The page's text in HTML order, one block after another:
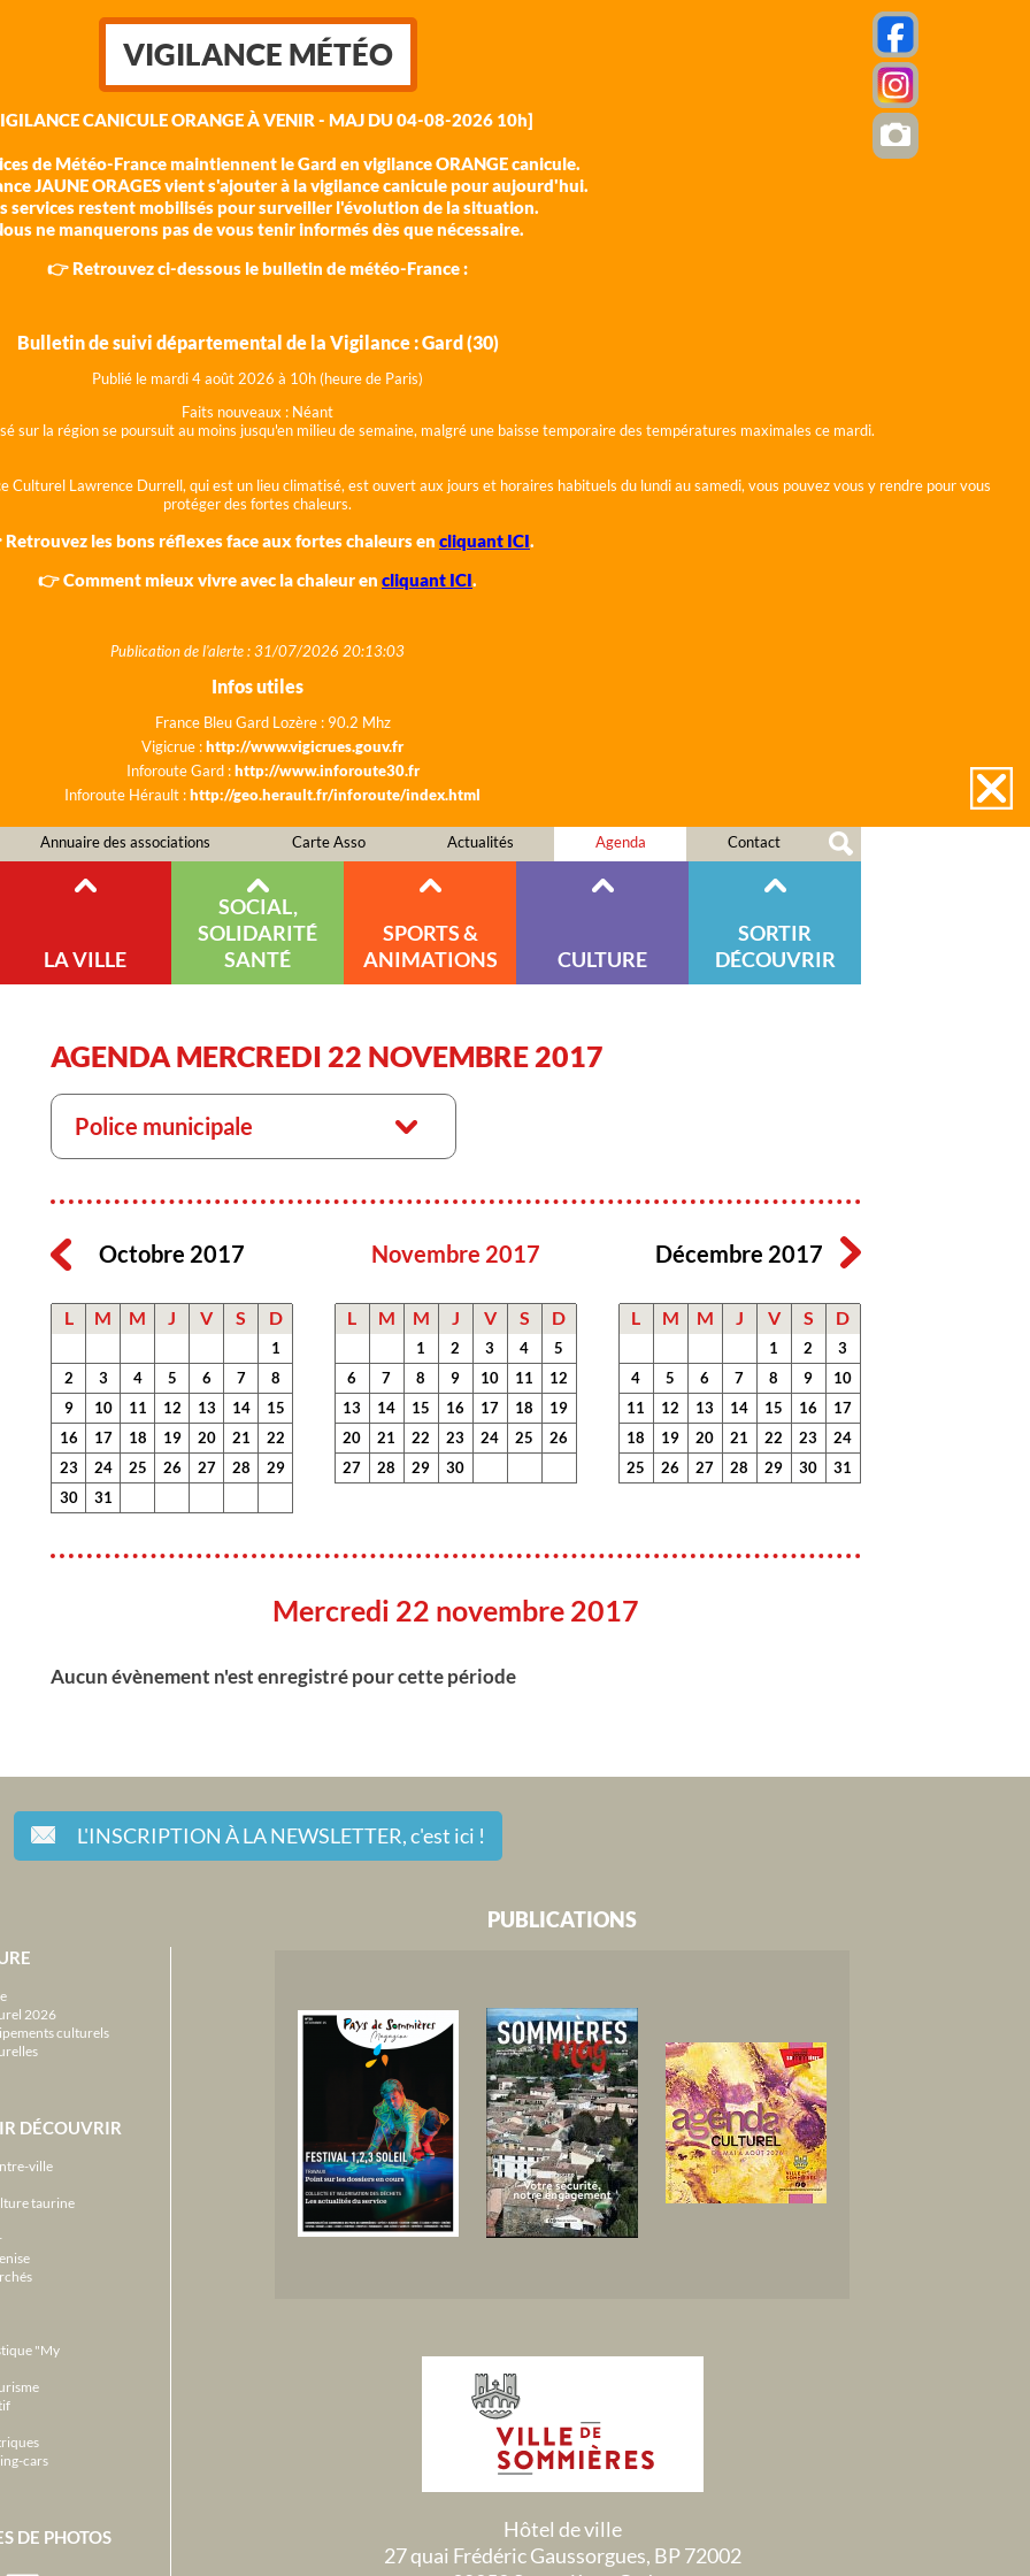
VIGILANCE MÉTÉO
CANICULE ORANGE À VENIR - MAJ DU 04-08-2026 10h]
de Météo-France maintiennent le Gard en vigilance ORANGE canicule.
JAUNE ORAGES vient s'ajouter à la vigilance canicule pour aujourd'hui.
services restent mobilisés pour surveiller l'évolution de la situation.
ne manquerons pas de vous tenir informés dès que nécessaire.
👉 Retrouvez ci-dessous le bulletin de météo-France :
Bulletin de suivi départemental de la Vigilance : Gard (30)
Publié le mardi 4 août 2026 à 10h (heure de Paris)
Faits nouveaux : Néant
sur la région se poursuit au moins jusqu'en milieu de semaine, malgré une baisse temporaire des températures maximales ce mardi.
Lawrence Durrell, qui est un lieu climatisé, est ouvert aux jours et horaires habituels du lundi au samedi, vous pouvez vous y rendre pour vous
protéger des fortes chaleurs.
les bons réflexes face aux fortes chaleurs en cliquant ICI.
👉 Comment mieux vivre avec la chaleur en cliquant ICI.
Publication de l'alerte : 31/07/2026 20:13:03
Infos utiles
France Bleu Gard Lozère : 90.2 Mhz
Vigicrue :http://www.vigicrues.gouv.fr
Inforoute Gard :http://www.inforoute30.fr
Inforoute Hérault :http://geo.herault.fr/inforoute/index.html
Annuaire des associations Carte Asso Actualités Agenda Contact
LA VILLE
SOCIAL,
SOLIDARITÉ
SANTÉ
SPORTS &
ANIMATIONS
CULTURE
SORTIR
DÉCOUVRIR
AGENDA MERCREDI 22 NOVEMBRE 2017
Police municipale
Octobre 2017
L M M J V S D
1
2
3 4 5 6 7
8
9
10 11 12 13 14
15
16
17 18 19 20 21
22
23
24 25 26 27 28
29
30
31
Novembre 2017
L M M J V S D
1 2 3 4
5
6
7 8 9 10 11
12
13
14 15 16 17 18
19
20
21 22 23 24 25
26
27
28 29 30
Décembre 2017
L M M J V S D
1 2
3
4
5 6 7 8 9
10
11
12 13 14 15 16
17
18
19 20 21 22 23
24
25
26 27 28 29 30 31
Mercredi 22 novembre 2017
Aucun évènement n'est enregistré pour cette période
L'INSCRIPTION À LA NEWSLETTER,c'est ici !
2026
culturels
DÉCOUVRIR
ville
taurine
"My
cars
DE PHOTOS
PUBLICATIONS
Hôtel de ville
27 quai Frédéric Gaussorgues, BP 72002